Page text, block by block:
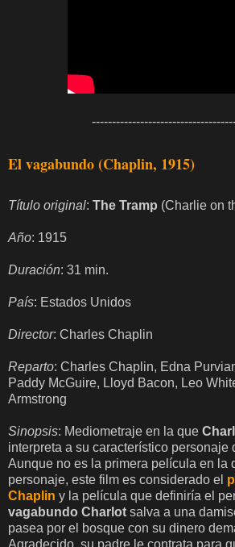
El vagabundo (Chaplin, 1915)
Título original: The Tramp (Charlie on
Año: 1915
Duración: 31 min.
País: Estados Unidos
Director: Charles Chaplin
Reparto: Charles Chaplin, Edna
Paddy McGuire, Lloyd Bacon, Leo
Armstrong
Sinopsis: Mediometraje en la que
interpreta a su característico personaje
Aunque no es la primera película en la
personaje, este film es considerado el
Chaplin y la película que definiría el
vagabundo Charlot salva a una
pasea por el bosque con su dinero
Agradecido, su padre le contrata para